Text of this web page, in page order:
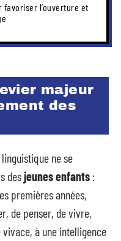
l’ouverture et
majeur
des
ne se
desjeunes enfants :
premières années,
de penser, de vivre,
à une intelligence